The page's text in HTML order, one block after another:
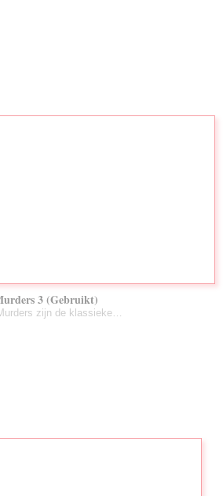
3 (Gebruikt)
zijn de klassieke…